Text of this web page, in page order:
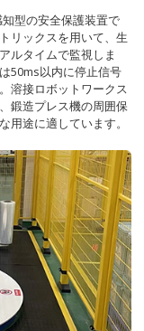
型の安全保護装置で
リックスを用いて、生
ルタイムで監視しま
50ms以内に停止信号
溶接ロボットワークス
鍛造プレス機の周囲保
用途に適しています。